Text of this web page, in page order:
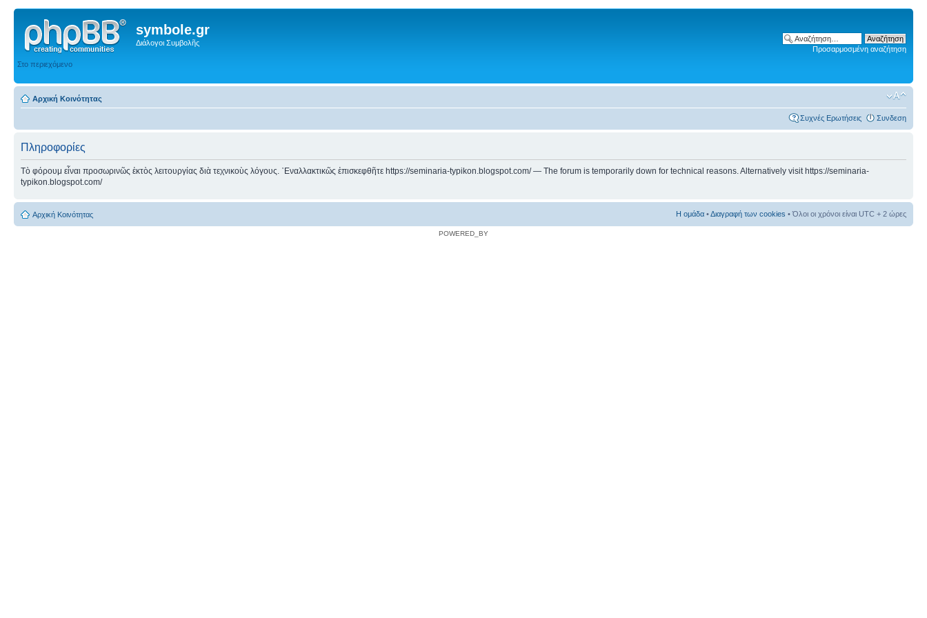
symbole.gr
Διάλογοι Συμβολῆς
Στο περιεχόμενο
Προσαρμοσμένη αναζήτηση
Αρχική Κοινότητας
Συχνές Ερωτήσεις Συνδεση
Πληροφορίες
Τὸ φόρουμ εἶναι προσωρινῶς ἐκτὸς λειτουργίας διὰ τεχνικοὺς λόγους. ᾿Εναλλακτικῶς ἐπισκεφθῆτε https://seminaria-typikon.blogspot.com/ — The forum is temporarily down for technical reasons. Alternatively visit https://seminaria-
typikon.blogspot.com/
Αρχική Κοινότητας Η ομάδα •Διαγραφή των cookies • Όλοι οι χρόνοι είναι UTC + 2 ώρες
POWERED_BY